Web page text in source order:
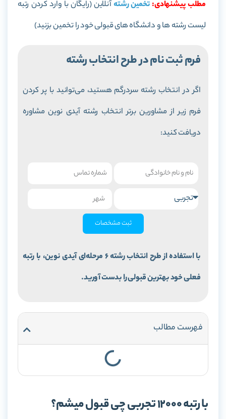
مطلب پیشنهادی: تخمین رشتهآنلاین (رایگان با وارد کردن رتبه
لیست رشته ها و دانشگاه های قبولی خود را تخمین بزنید)
فرم ثبت نام در طرح انتخاب رشته
اگر در انتخاب رشته سردرگم هستید، می‌توانید با پر کردن
فرم زیر از مشاورین برتر انتخاب رشته آیدی نوین مشاوره
دریافت کنید:
ثبت مشخصات
با استفاده از طرح انتخاب رشته 6 مرحله‌ای آیدی نوین، با رتبه
فعلی خود بهترین قبولی را بدست آورید.
فهرست مطالب
با رتبه 12000 تجربی چی قبول میشم؟